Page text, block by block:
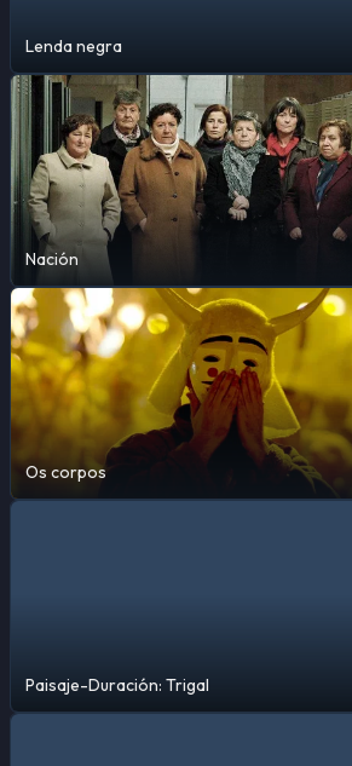
Lenda negra
Nación
Os corpos
Paisaje-Duración: Trigal